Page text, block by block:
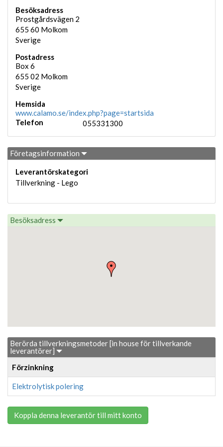
Besöksadress
Prostgårdsvägen 2
655 60 Molkom
Sverige
Postadress
Box 6
655 02 Molkom
Sverige
Hemsida
www.calamo.se/index.php?page=startsida
Telefon
055331300
Företagsinformation
Leverantörskategori
Tillverkning - Lego
Besöksadress
Berörda tillverkningsmetoder [in house för tillverkande
leverantörer]
Förzinkning
Elektrolytisk polering
Koppla denna leverantör till mitt konto